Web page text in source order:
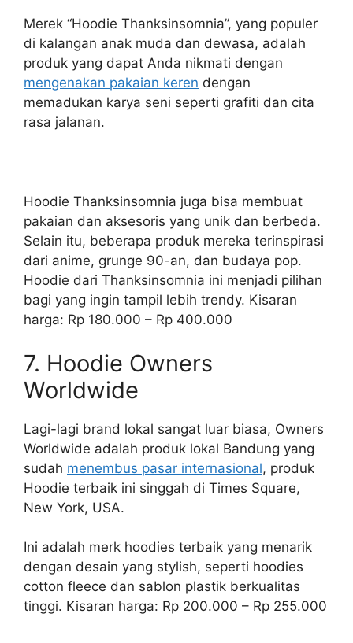
Merek “Hoodie Thanksinsomnia”, yang populer
di kalangan anak muda dan dewasa, adalah
produk yang dapat Anda nikmati dengan
mengenakan pakaian keren dengan
memadukan karya seni seperti grafiti dan cita
rasa jalanan.
Hoodie Thanksinsomnia juga bisa membuat
pakaian dan aksesoris yang unik dan berbeda.
Selain itu, beberapa produk mereka terinspirasi
dari anime, grunge 90-an, dan budaya pop.
Hoodie dari Thanksinsomnia ini menjadi pilihan
bagi yang ingin tampil lebih trendy. Kisaran
harga: Rp 180.000 – Rp 400.000
7. Hoodie Owners
Worldwide
Lagi-lagi brand lokal sangat luar biasa, Owners
Worldwide adalah produk lokal Bandung yang
sudah menembus pasar internasional, produk
Hoodie terbaik ini singgah di Times Square,
New York, USA.
Ini adalah merk hoodies terbaik yang menarik
dengan desain yang stylish, seperti hoodies
cotton fleece dan sablon plastik berkualitas
tinggi. Kisaran harga: Rp 200.000 – Rp 255.000